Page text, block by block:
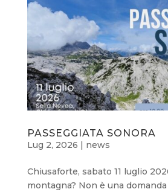
PASSEGGIATA SONORA
Lug 2, 2026 news
Chiusaforte, sabato 11 luglio
montagna? Non è una